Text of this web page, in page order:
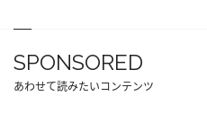
SPONSORED
あわせて読みたいコンテンツ